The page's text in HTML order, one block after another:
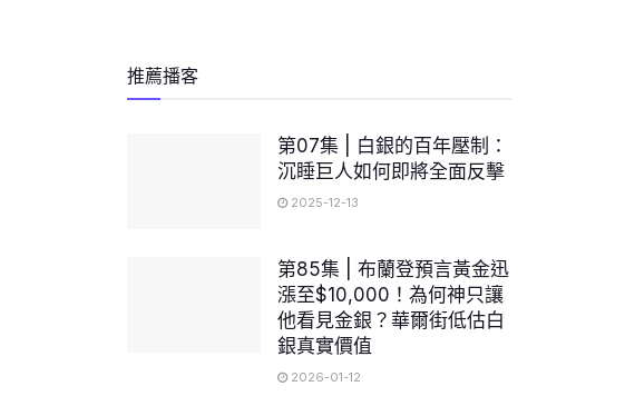
推薦播客
第07集 | 白銀的百年壓制：
沉睡巨人如何即將全面反擊
2025-12-13
第85集 | 布蘭登預言黃金迅
漲至$10,000！為何神只讓
他看見金銀？華爾街低估白
銀真實價值
2026-01-12